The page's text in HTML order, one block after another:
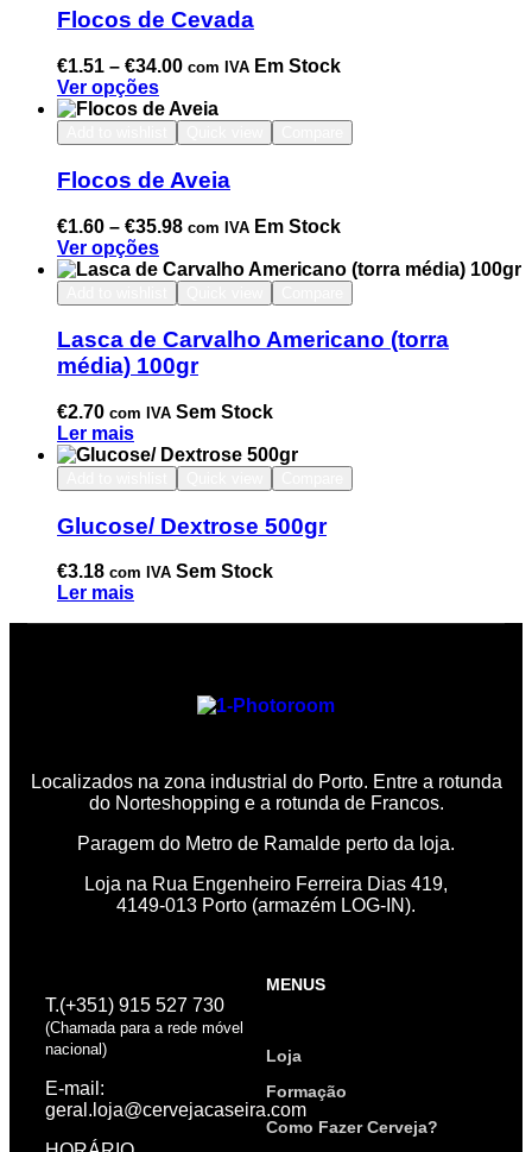
Flocos de Cevada
€1.51 – €34.00 com IVA Em Stock
Ver opções
Flocos de Aveia
€1.60 – €35.98 com IVA Em Stock
Ver opções
Lasca de Carvalho Americano (torra
média) 100gr
€2.70 com IVA Sem Stock
Ler mais
Glucose/ Dextrose 500gr
€3.18 com IVA Sem Stock
Ler mais
Localizados na zona industrial do Porto. Entre a rotunda
do Norteshopping e a rotunda de Francos.
Paragem do Metro de Ramalde perto da loja.
Loja na Rua Engenheiro Ferreira Dias 419,
4149-013 Porto (armazém LOG-IN).
T.(+351) 915 527 730
(Chamada para a rede móvel
nacional)
E-mail:
geral.loja@cervejacaseira.com
MENUS
Loja
Formação
Como Fazer Cerveja?